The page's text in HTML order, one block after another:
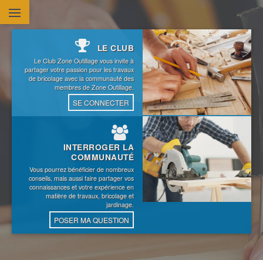
LE CLUB
Le Club Zone Outillage vous invite à
partager votre passion pour les travaux
de bricolage avec la communauté des
membres de Zone Outillage.
SE CONNECTER
INTERROGER LA
COMMUNAUTÉ
Vous pourrez bénéficier de nombreux
conseils, mais aussi faire partager vos
connaissances et votre expérience en
matière de travaux, bricolage et
jardinage.
POSER MA QUESTION